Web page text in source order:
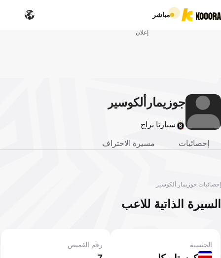
مباشر
إعلان
جوزيمار ألكوسير
سبارتا براج
إحصائيات مسيرة الاحتراف
إحصائيات جوزيمار ألكوسير
السيرة الذاتية للاعب
الجنسية رقم القميص